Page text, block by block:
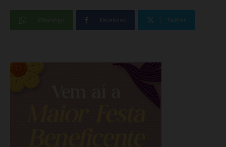
Facebook Twitter